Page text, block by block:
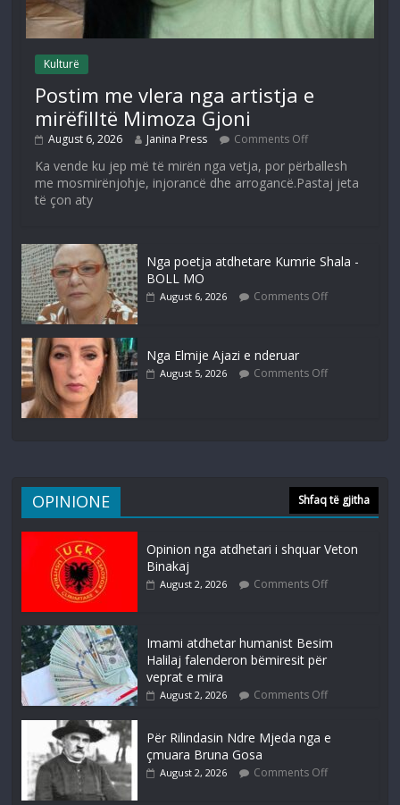
Kulturë
Postim me vlera nga artistja e
mirëfilltë Mimoza Gjoni
August 6, 2026 Janina Press Comments Off
Ka vende ku jep më të mirën nga vetja, por përballesh
me mosmirënjohje, injorancë dhe arrogancë.Pastaj jeta
të çon aty
Nga poetja atdhetare Kumrie Shala -
BOLL MO
August 6, 2026 Comments Off
Nga Elmije Ajazi e nderuar
August 5, 2026 Comments Off
OPINIONE Shfaq të gjitha
Opinion nga atdhetari i shquar Veton
Binakaj
August 2, 2026 Comments Off
Imami atdhetar humanist Besim
Halilaj falenderon bëmiresit për
veprat e mira
August 2, 2026 Comments Off
Për Rilindasin Ndre Mjeda nga e
çmuara Bruna Gosa
August 2, 2026 Comments Off